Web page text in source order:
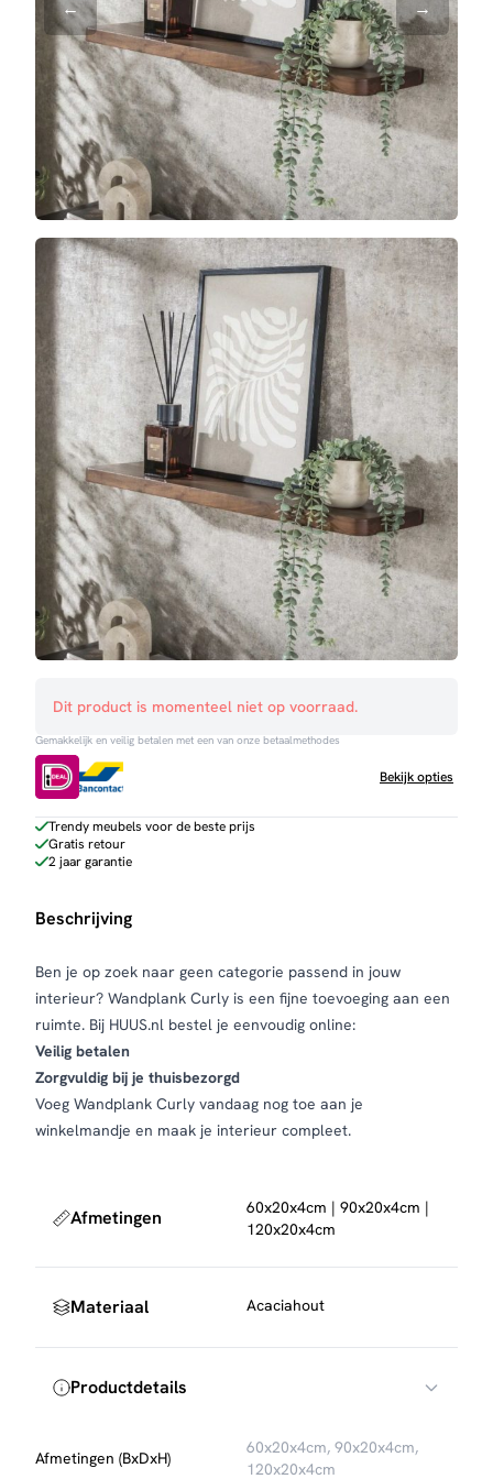
Dit product is momenteel niet op voorraad.
Gemakkelijk en veilig betalen met een van onze betaalmethodes
Bekijk opties
Trendy meubels voor de beste prijs
Gratis retour
2 jaar garantie
Beschrijving
Ben je op zoek naar geen categorie passend in jouw
interieur? Wandplank Curly is een fijne toevoeging aan een
ruimte. Bij HUUS.nl bestel je eenvoudig online:
Veilig betalen
Zorgvuldig bij je thuisbezorgd
Voeg Wandplank Curly vandaag nog toe aan je
winkelmandje en maak je interieur compleet.
Afmetingen
60x20x4cm | 90x20x4cm |
120x20x4cm
Materiaal Acaciahout
Productdetails
Afmetingen (BxDxH)
60x20x4cm, 90x20x4cm,
120x20x4cm